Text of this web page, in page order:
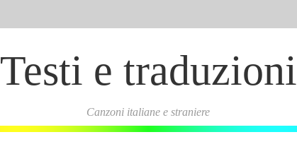
Testi e traduzioni
Canzoni italiane e straniere